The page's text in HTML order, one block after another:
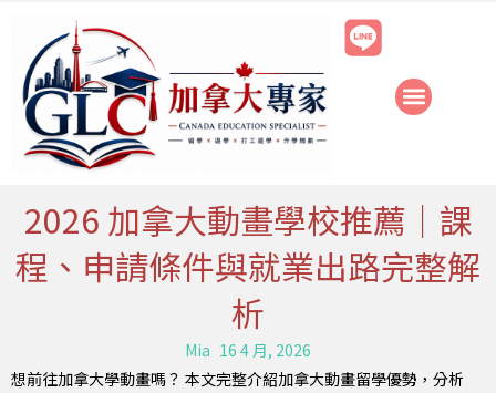
2026 加拿大動畫學校推薦｜課
程、申請條件與就業出路完整解
析
Mia 16 4 月, 2026
想前往加拿大學動畫嗎？ 本文完整介紹加拿大動畫留學優勢，分析